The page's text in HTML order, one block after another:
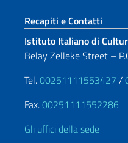
Sezione
Recapiti e Contatti
Istituto Italiano di
Belay Zelleke Street –
Tel.00251111553427 /
Fax.00251111552286
Gli uffici della sede